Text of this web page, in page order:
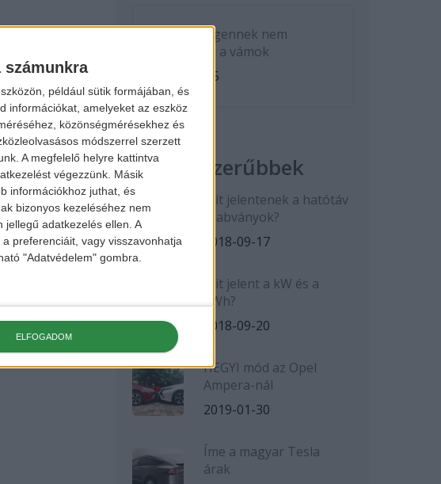
számunkra
például sütik formájában, és
információkat, amelyeket az eszköz
közönségmérésekhez és
módszerrel szerzett
A megfelelő helyre kattintva
végezzünk. Másik
információkhoz juthat, és
bizonyos kezeléséhez nem
adatkezelés ellen. A
preferenciáit, vagy visszavonhatja
"Adatvédelem" gombra.
ELFOGADOM
A Volkswagennek nem
kedveznek a vámok
2025-03-05
Legnépszerűbbek
Mit jelentenek a hatótáv
szabványok?
2018-09-17
Mit jelent a kW és a
kWh?
2018-09-20
HEGYI mód az Opel
Ampera-nál
2019-01-30
Íme a magyar Tesla
árak